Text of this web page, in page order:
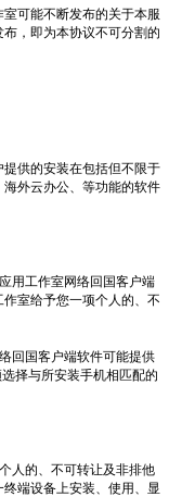
可能不断发布的关于本服
，即为本协议不可分割的
供的安装在包括但不限于
外云办公、等功能的软件
用工作室网络回国客户端
室给予您一项个人的、不
回国客户端软件可能提供
择与所安装手机相匹配的
人的、不可转让及非排他
端设备上安装、使用、显